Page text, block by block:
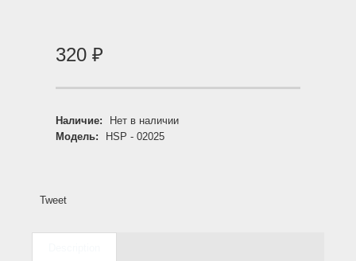
320 ₽
Наличие:
Нет в наличии
Модель:
HSP - 02025
Tweet